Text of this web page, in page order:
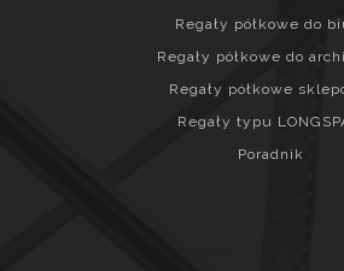
Regały półkowe do
Regały półkowe do
Regały półkowe
Regały typu
Poradnik